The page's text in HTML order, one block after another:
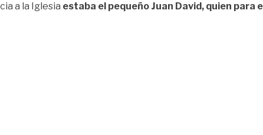
a la Iglesia estaba el pequeño Juan David, quien para